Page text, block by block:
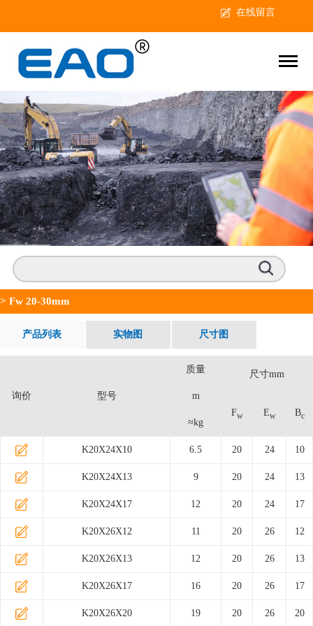
在线留言
> Fw 20-30mm
产品列表 实物图 尺寸图
询价 型号
质量
m
≈kg
尺寸mm
Fw Ew Bc
K20X24X10 6.5 20 24 10
K20X24X13 9 20 24 13
K20X24X17 12 20 24 17
K20X26X12 11 20 26 12
K20X26X13 12 20 26 13
K20X26X17 16 20 26 17
K20X26X20 19 20 26 20